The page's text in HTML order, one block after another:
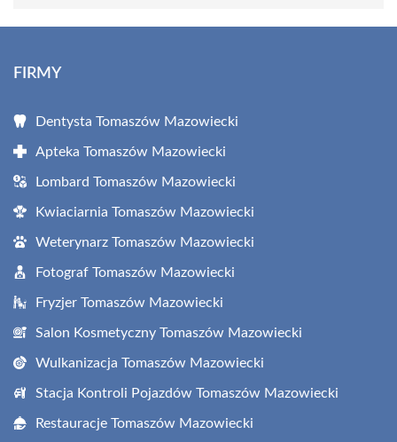
FIRMY
Dentysta Tomaszów Mazowiecki
Apteka Tomaszów Mazowiecki
Lombard Tomaszów Mazowiecki
Kwiaciarnia Tomaszów Mazowiecki
Weterynarz Tomaszów Mazowiecki
Fotograf Tomaszów Mazowiecki
Fryzjer Tomaszów Mazowiecki
Salon Kosmetyczny Tomaszów Mazowiecki
Wulkanizacja Tomaszów Mazowiecki
Stacja Kontroli Pojazdów Tomaszów Mazowiecki
Restauracje Tomaszów Mazowiecki